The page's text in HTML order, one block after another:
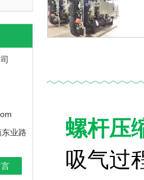
业路
螺杆压
吸气过